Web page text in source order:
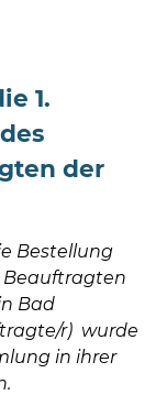
1.
der
Bestellung
Beauftragten
Bad
r) wurde
in ihrer